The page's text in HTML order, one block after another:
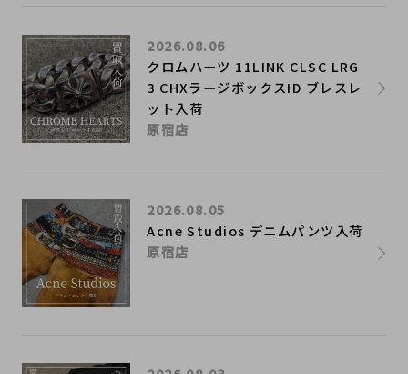
クロムハーツ 11LINK CLSC LRG
3 CHXラージボックスID ブレスレ
ット入荷
2026.08.06
原宿店
Acne Studios デニムパンツ入荷
2026.08.05
原宿店